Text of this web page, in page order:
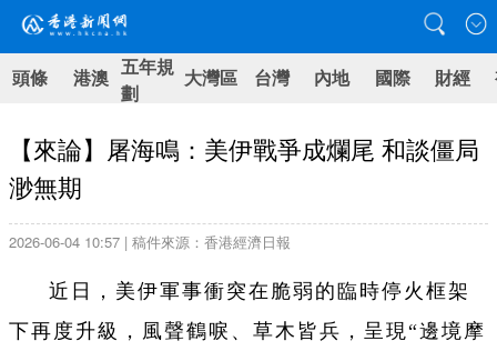
頭條 港澳 五年規
劃
大灣區 台灣 內地 國際 財經
【來論】屠海鳴：美伊戰爭成爛尾 和談僵局
渺無期
2026-06-04 10:57 | 稿件來源：香港經濟日報
近日，美伊軍事衝突在脆弱的臨時停火框架
下再度升級，風聲鶴唳、草木皆兵，呈現“邊境摩